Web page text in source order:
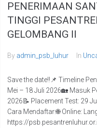
PENERIMAAN
TINGGI
GELOMBANG II
By admin_psb_luhur In
Save the date!!📌 Timeline
Mei – 18 Juli 2026🏡 Masuk
2026📝 Placement Test: 29
Cara Mendaftar:🌐 Online:
https://